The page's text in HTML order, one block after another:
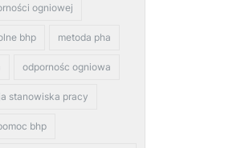
ogniowej
bhp metoda pha
odpornośc ogniowa
stanowiska pracy
bhp